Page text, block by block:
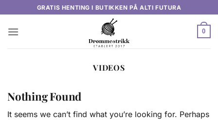
content
GRATIS HENTING I BUTIKKEN PÅ ALTI FUTURA
0
VIDEOS
Nothing Found
It seems we can’t find what you’re looking for. Perhaps